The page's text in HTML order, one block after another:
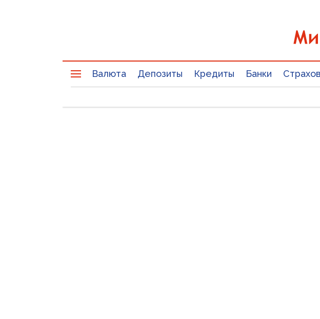
Валюта Депозиты Кредиты Банки